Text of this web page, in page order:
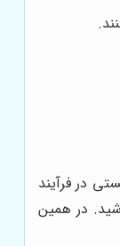
در فرآیند
در همین